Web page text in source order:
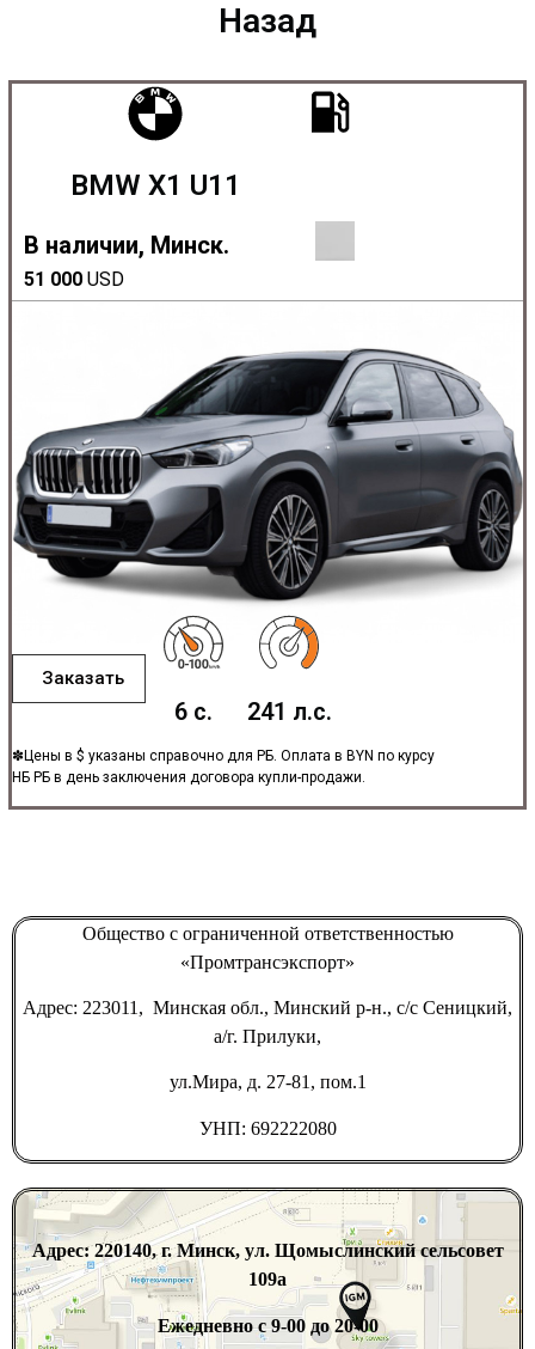
Назад
BMW X1 U11
В наличии, Минск.
51 000 USD
Заказать
6 с. 241 л.с.
✽Цены в $ указаны справочно для РБ. Оплата в BYN по курсу
НБ РБ в день заключения договора купли-продажи.
Общество с ограниченной ответственностью
«Промтрансэкспорт»
Адрес: 223011, Минская обл., Минский р-н., с/с Сеницкий,
а/г. Прилуки,
ул.Мира, д. 27-81, пом.1
УНП: 692222080
Адрес: 220140, г. Минск, ул. Щомыслинский сельсовет
109а
Ежедневно с 9-00 до 20-00